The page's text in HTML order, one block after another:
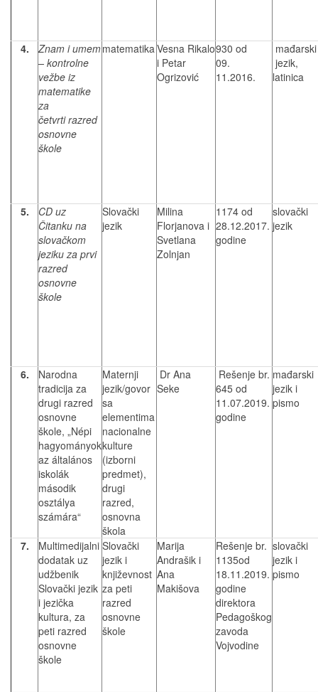
4.
Znam i umem
– kontrolne
vežbe iz
matematike
za
četvrti razred
osnovne
škole
matematikaVesna Rikalo
i Petar
Ogrizović
930 od
09.
11.2016.
mađarski
jezik,
latinica
5.
CD uz
Čitanku na
slovačkom
jeziku za prvi
razred
osnovne
škole
Slovački
jezik
Milina
Florjanova i
Svetlana
Zolnjan
1174 od
28.12.2017.
godine
slovački
jezik
6.
Narodna
tradicija za
drugi razred
osnovne
škole, „Népi
hagyományok
az általános
iskolák
második
osztálya
számára“
Maternji
jezik/govor
sa
elementima
nacionalne
kulture
(izborni
predmet),
drugi
razred,
osnovna
škola
Dr Ana
Seke
Rešenje br.
645 od
11.07.2019.
godine
mađarski
jezik i
pismo
7.
Multimedijalni
dodatak uz
udžbenik
Slovački jezik
i jezička
kultura, za
peti razred
osnovne
škole
Slovački
jezik i
književnost
za peti
razred
osnovne
škole
Marija
Andrašik i
Ana
Makišova
Rešenje br.
1135od
18.11.2019.
godine
direktora
Pedagoškog
zavoda
Vojvodine
slovački
jezik i
pismo